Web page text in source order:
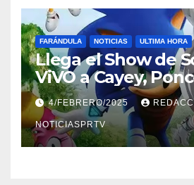
FARÁNDULA NOTICIAS ULTIMA HORA
Llega el Show de
ViVO a Cayey,
Barceloneta y
Relojes gratis para
compre ahora….
4/FEBRERO/2025
NOTICIASPRTV